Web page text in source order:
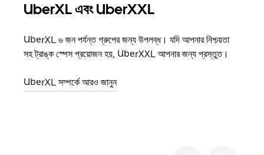
UberXL এবং UberXXL
UberXL ৬ জন পর্যন্ত গ্রুপের জন্য উপলব্ধ। যদি আপনার নিশ্চয়তা
সহ ট্রাঙ্ক স্পেস প্রয়োজন হয়, UberXXL আপনার জন্য প্রস্তুত।
UberXL সম্পর্কে আরও জানুন